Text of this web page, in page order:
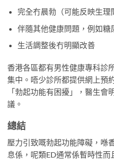
完全冇晨勃（可能反映生理
伴隨其他健康問題，例如糖
生活調整後冇明顯改善
香港各區都有男性健康專科診
集中。唔少診所都提供網上預
「勃起功能有困擾」，醫生會
議。
總結
壓力引致嘅勃起功能障礙，喺
息係，呢類ED通常係暫時性